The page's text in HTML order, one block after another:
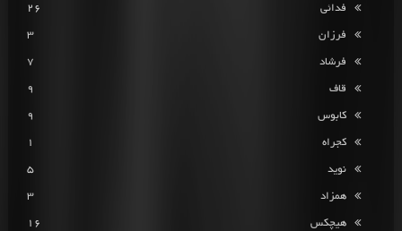
فدائی 26
فرزان 3
فرشاد 7
قاف 9
کابوس 9
کجراه 1
نوید 5
همزاد 3
هیچکس 16